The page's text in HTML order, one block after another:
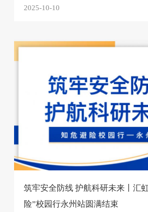
2025-10-10
筑牢安全防线 护航科研未来丨汇
险”校园行永州站圆满结束